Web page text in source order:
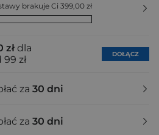
brakuje Ci 399,00 zł
zł dla
zł
DOŁĄCZ
za 30 dni
za 30 dni